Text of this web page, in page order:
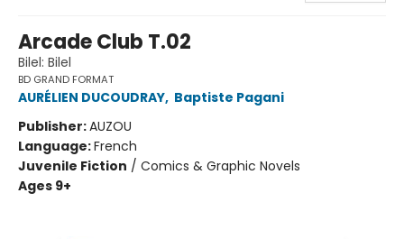
Arcade Club T.02
Bilel: Bilel
BD GRAND FORMAT
AURÉLIEN DUCOUDRAY, Baptiste Pagani
Publisher:AUZOU
Language:French
Juvenile Fiction / Comics & Graphic Novels
Ages 9+